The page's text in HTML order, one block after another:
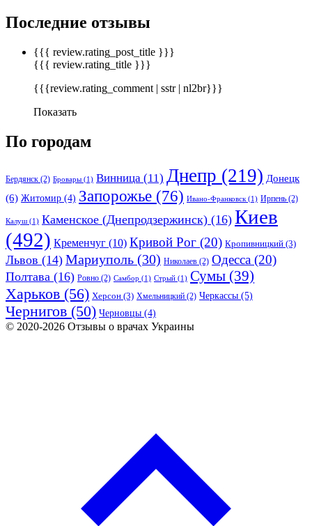
Последние отзывы
{{{ review.rating_post_title }}}
{{{ review.rating_title }}}
{{{review.rating_comment | sstr | nl2br}}}
Показать
По городам
Бердянск (2) Бровары (1) Винница (11) Днепр (219) Донецк
(6) Житомир (4) Запорожье (76) Ивано-Франковск (1) Ирпень (2)
Калуш (1) Каменское (Днепродзержинск) (16) Киев
(492) Кременчуг (10) Кривой Рог (20) Кропивницкий (3)
Львов (14) Мариуполь (30) Николаев (2) Одесса (20)
Полтава (16) Ровно (2) Самбор (1) Стрый (1) Сумы (39)
Харьков (56) Херсон (3) Хмельницкий (2) Черкассы (5)
Чернигов (50) Черновцы (4)
© 2020-2026 Отзывы о врачах Украины